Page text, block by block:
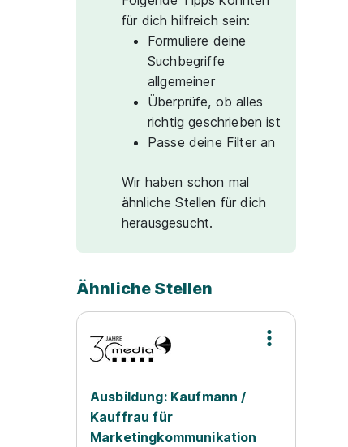
für dich hilfreich sein:
Formuliere deine
Suchbegriffe
allgemeiner
Überprüfe, ob alles
richtig geschrieben ist
Passe deine Filter an
Wir haben schon mal
ähnliche Stellen für dich
herausgesucht.
Ähnliche Stellen
Ausbildung: Kaufmann /
Kauffrau für
Marketingkommunikation